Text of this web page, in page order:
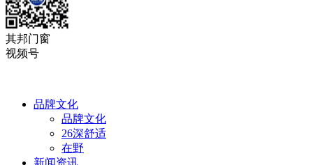
其邦门窗
视频号
品牌文化
品牌文化
26深舒适
在野
新闻资讯